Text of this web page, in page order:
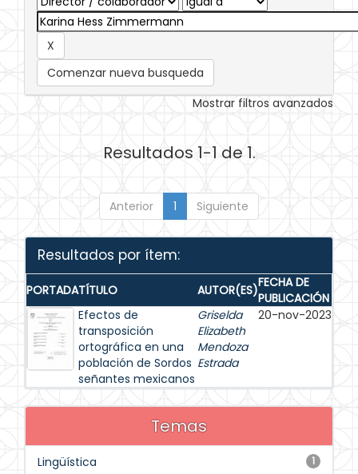
Comenzar nueva busqueda
Mostrar filtros avanzados
Resultados 1-1 de 1.
Anterior 1 Siguiente
Resultados por ítem:
PORTADATÍTULO AUTOR(ES)FECHA DE
PUBLICACIÓN
Efectos de
transposición
ortográfica en una
población de Sordos
señantes mexicanos
Griselda
Elizabeth
Mendoza
Estrada
20-nov-2023
Temas
1
Lingüística